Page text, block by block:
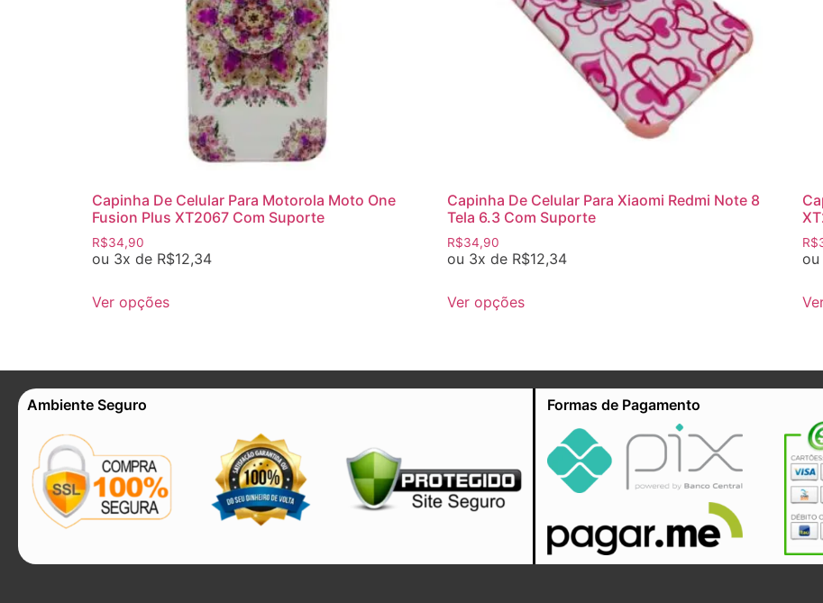
Capinha De Celular Para Motorola Moto One
Fusion Plus XT2067 Com Suporte
R$34,90
ou 3x de R$12,34
Ver opções
Capinha De Celular Para Xiaomi Redmi Note 8
Tela 6.3 Com Suporte
R$34,90
ou 3x de R$12,34
Ver opções
R$
ou
Ambiente Seguro Formas de Pagamento